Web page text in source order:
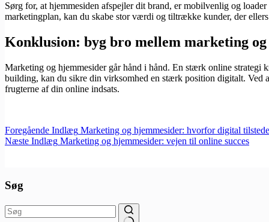
Sørg for, at hjemmesiden afspejler dit brand, er mobilvenlig og
marketingplan, kan du skabe stor værdi og tiltrække kunder, der
Konklusion: byg bro mellem marketing
Marketing og hjemmesider går hånd i hånd. En stærk online
building, kan du sikre din virksomhed en stærk position digitalt. Ved
frugterne af din online indsats.
Foregående Indlæg Marketing og hjemmesider: hvorfor digital
Næste Indlæg Marketing og hjemmesider: vejen til online succes
Søg